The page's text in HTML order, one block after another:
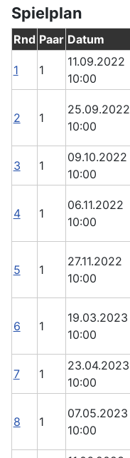
Spielplan
Rnd Paar Datum
1 1
11.09.2022
10:00
2 1
25.09.2022
10:00
3 1
09.10.2022
10:00
4 1
06.11.2022
10:00
5 1
27.11.2022
10:00
6 1
19.03.2023
10:00
7 1
23.04.2023
10:00
8 1
07.05.2023
10:00